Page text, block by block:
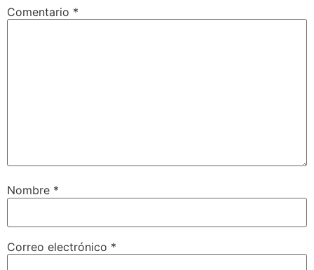
Comentario *
Nombre *
Correo electrónico *